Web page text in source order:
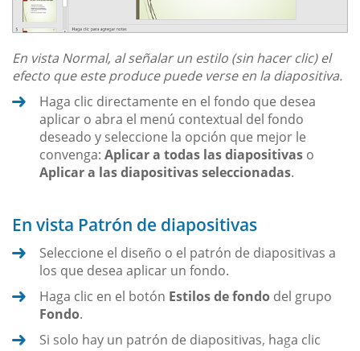
En vista Normal, al señalar un estilo (sin hacer clic) el
efecto que este produce puede verse en la diapositiva.
Haga clic directamente en el fondo que desea
aplicar o abra el menú contextual del fondo
deseado y seleccione la opción que mejor le
convenga: Aplicar a todas las diapositivas o
Aplicar a las diapositivas seleccionadas.
En vista Patrón de diapositivas
Seleccione el diseño o el patrón de diapositivas a
los que desea aplicar un fondo.
Haga clic en el botón Estilos de fondo del grupo
Fondo.
Si solo hay un patrón de diapositivas, haga clic